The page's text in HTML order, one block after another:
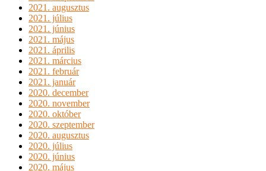
2021. augusztus
2021. július
2021. június
2021. május
2021. április
2021. március
2021. február
2021. január
2020. december
2020. november
2020. október
2020. szeptember
2020. augusztus
2020. július
2020. június
2020. május